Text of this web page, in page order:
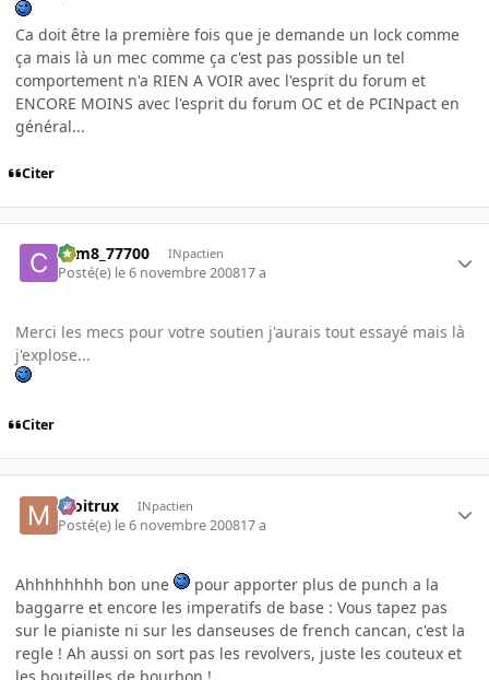
Ca doit être la première fois que je demande un lock comme
ça mais là un mec comme ça c'est pas possible un tel
comportement n'a RIEN A VOIR avec l'esprit du forum et
ENCORE MOINS avec l'esprit du forum OC et de PCINpact en
général...
Citer
com8_77700 INpactien
Posté(e) le 6 novembre 200817 a
Merci les mecs pour votre soutien j'aurais tout essayé mais là
j'explose...
Citer
moitrux INpactien
Posté(e) le 6 novembre 200817 a
Ahhhhhhhh bon une
pour apporter plus de punch a la
baggarre et encore les imperatifs de base : Vous tapez pas
sur le pianiste ni sur les danseuses de french cancan, c'est la
regle ! Ah aussi on sort pas les revolvers, juste les couteux et